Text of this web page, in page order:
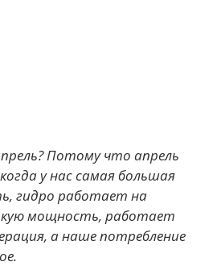
Потому что апрель
у нас самая большая
гидро работает на
мощность, работает
а наше потребление